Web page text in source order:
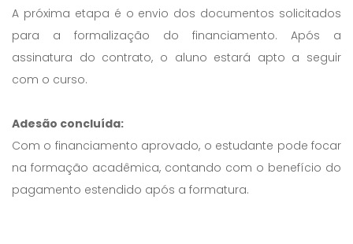
A próxima etapa é o envio dos documentos solicitados
para a formalização do financiamento. Após a
assinatura do contrato, o aluno estará apto a seguir
com o curso.
Adesão concluída:
Com o financiamento aprovado, o estudante pode focar
na formação acadêmica, contando com o benefício do
pagamento estendido após a formatura.